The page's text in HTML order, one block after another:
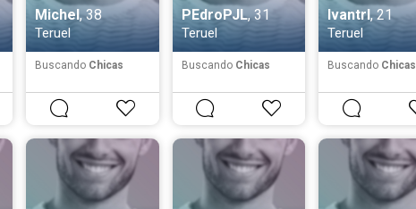
Michel, 38
Teruel
Buscando Chicas
PEdroPJL, 31
Teruel
Buscando Chicas
Ivantrl, 21
Teruel
Buscando Chicas